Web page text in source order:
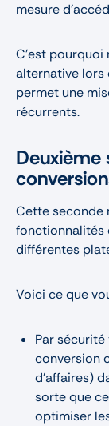
mesure
C’est
alternative lors
permet une
récurrents.
Deuxième
Cette seconde
fonctionnalités
différentes
Voici ce que
Par
conversion
d’affaires)
sorte que
optimiser